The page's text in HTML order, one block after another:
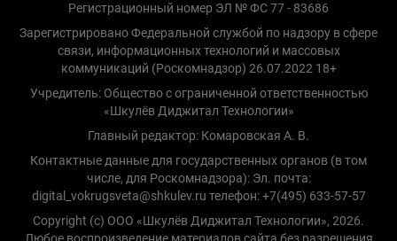
Регистрационный номер ЭЛ № ФС 77 - 83686
Зарегистрировано Федеральной службой по надзору в сфере
связи, информационных технологий и массовых
коммуникаций (Роскомнадзор) 26.07.2022 18+
Учредитель: Общество с ограниченной ответственностью
«Шкулёв Диджитал Технологии»
Главный редактор: Комаровская А. В.
Контактные данные для государственных органов (в том
числе, для Роскомнадзора): Эл. почта:
digital_vokrugsveta@shkulev.ru телефон: +7(495) 633-57-57
Copyright (с) ООО «Шкулёв Диджитал Технологии», 2026.